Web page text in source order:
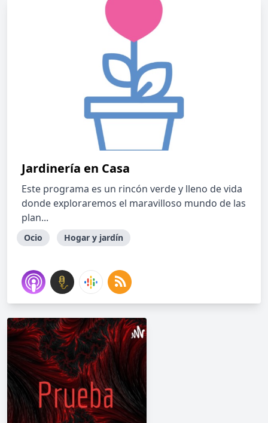
Jardinería en Casa
Este programa es un rincón verde y lleno de vida
donde exploraremos el maravilloso mundo de las
plan...
Ocio Hogar y jardín